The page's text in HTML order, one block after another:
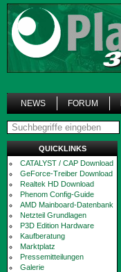
NEWS FORUM
QUICKLINKS
CATALYST / CAP Download
GeForce-Treiber Download
Realtek HD Download
Phenom Config-Guide
AMD Mainboard-Datenbank
Netzteil Grundlagen
P3D Edition Hardware
Kaufberatung
Marktplatz
Pressemitteilungen
Galerie